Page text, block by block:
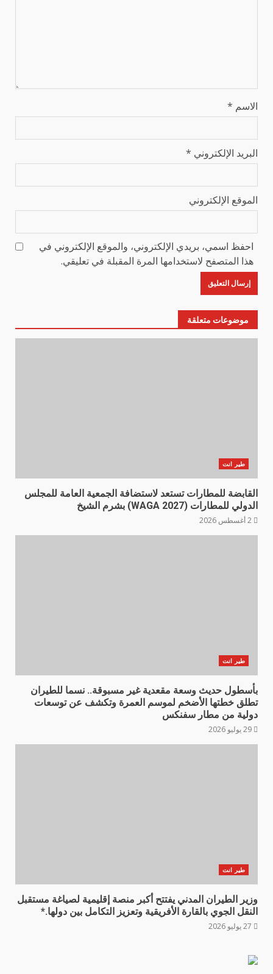
الاسم *
البريد الإلكتروني *
الموقع الإلكتروني
احفظ اسمي، بريدي الإلكتروني، والموقع الإلكتروني في
هذا المتصفح لاستخدامها المرة المقبلة في تعليقي.
موضوعات متعلقة
طير انت
القابضة للمطارات تستعد لاستضافة الجمعية العامة للمجلس
الدولي للمطارات (WAGA 2027) بشرم الشيخ
طير انت
بأسطول حديث وسعة مقعدية غير مسبوقة.. نسما للطيران
تطلق خطتها الأضخم لموسم العمرة وتكشف عن توسعات
دولية من مطار سفنكس
طير انت
وزير الطيران المدني يفتتح أكبر منصة إقليمية لصياغة مستقبل
النقل الجوي بالقارة الأفريقية وتعزيز التكامل بين دولها.*